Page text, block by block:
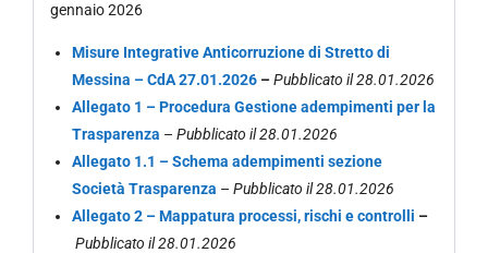
gennaio 2026
Misure Integrative Anticorruzione di Stretto di
Messina – CdA 27.01.2026 –Pubblicato il 28.01.2026
Allegato 1 – Procedura Gestione adempimenti per la
Trasparenza – Pubblicato il 28.01.2026
Allegato 1.1 – Schema adempimenti sezione
Società Trasparenza – Pubblicato il 28.01.2026
Allegato 2 – Mappatura processi, rischi e controlli –
Pubblicato il 28.01.2026